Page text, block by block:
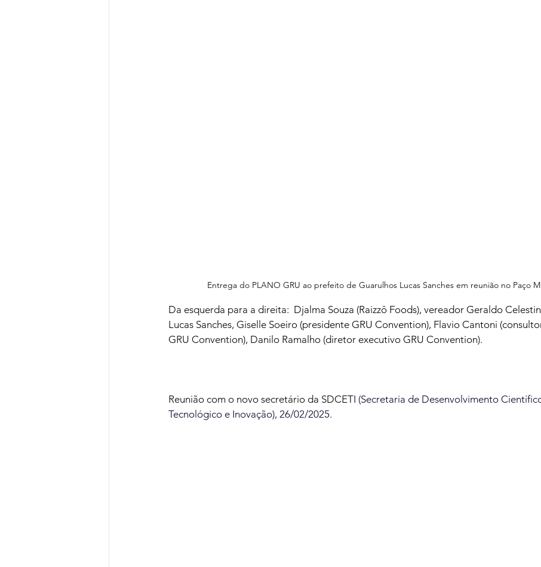
Entrega do PLANO GRU ao prefeito de Guarulhos Lucas Sanches em reunião no Paço
Da esquerda para a direita:  Djalma Souza (Raizzô Foods), vereador Geraldo
Lucas Sanches, Giselle Soeiro (presidente GRU Convention), Flavio Cantoni
GRU Convention), Danilo Ramalho (diretor executivo GRU Convention).
Reunião com o novo secretário da SDCETI (Secretaria de Desenvolvimento
Tecnológico e Inovação), 26/02/2025.